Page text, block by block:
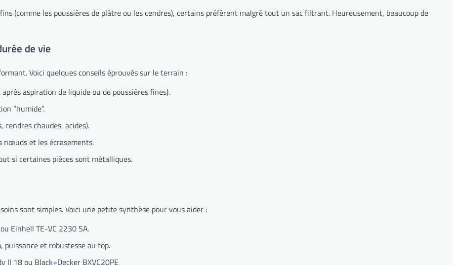
(comme les poussières de plâtre ou les cendres), certains préfèrent malgré tout un sac filtrant. Heureusement, beaucoup de
de vie
Voici quelques conseils éprouvés sur le terrain :
aspiration de liquide ou de poussières fines).
“humide”.
cendres chaudes, acides).
nœuds et les écrasements.
si certaines pièces sont métalliques.
sont simples. Voici une petite synthèse pour vous aider :
Einhell TE-VC 2230 SA.
puissance et robustesse au top.
II 18 ou Black+Decker BXVC20PE